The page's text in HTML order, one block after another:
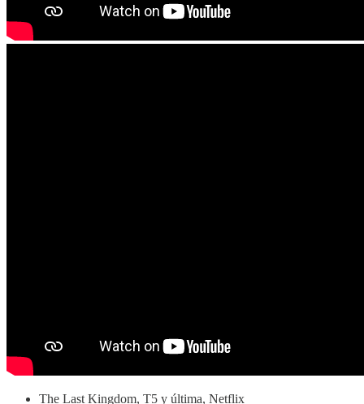
The Last Kingdom, T5 y última, Netflix